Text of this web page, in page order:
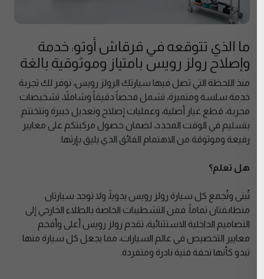
ما الذي تتوقعه في قرقاش أوتو: خدمة
وإصلاح رولز رويس بامتياز وموثوقية بالغة
منذ اللحظة التي تصل فيها سيارتك الرولز رويس، نوفر لك تجربة
خدمة سلسة ومتميزة، تشمل فحصاً دقيقاً وشاملاً، تشخيصات
مجربة، قطع غيار أصلية، وعمليات إصلاح وتعديل خبيرة وتتختتم
بتسليم في الوقت المحدد، لضمان حصول مركبتكم على معايير
رفيعة وموثوقة من الاهتمام الفائق الذي يليق بإرثها.
هل تعلم؟
تُبنى وتُجمع كل سيارة رولز رويس يدوياً، ولا توجد سيارتان
متطابقتان تماماً. فمن التشطيبات الخاصة بالطلاء الخارجي إلى
التصاميم الداخلية الاستثنائية، تقدم رولز رويس أعلى وأفخم
معايير التخصيص في عالم السيارات، مما يجعل كل سيارة منها
تبدو كأنها تحفة فنية نادرة ومتفردة.